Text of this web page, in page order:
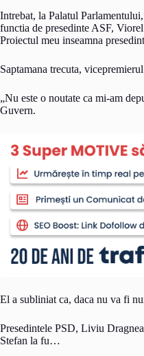
Intrebat, la Palatul
functia de presedinte ASF,
Proiectul meu inseamna
Saptamana trecuta,
„Nu este o noutate ca mi-am
Guvern.
El a subliniat ca, daca nu va fi
Presedintele PSD, Liviu
Stefan la fu…